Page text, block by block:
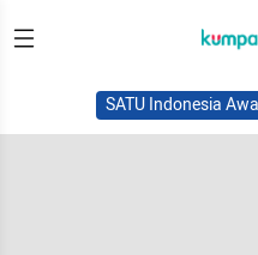
SATU Indonesia